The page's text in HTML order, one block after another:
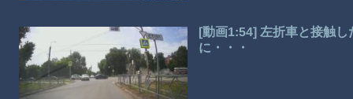
[動画1:54] 左折車と接触
に・・・